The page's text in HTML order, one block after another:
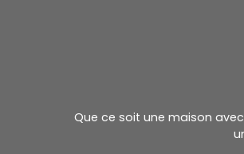
Que ce soit une maison